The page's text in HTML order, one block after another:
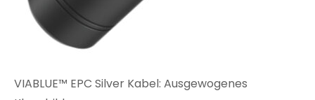
VIABLUE™ EPC Silver Kabel: Ausgewogenes